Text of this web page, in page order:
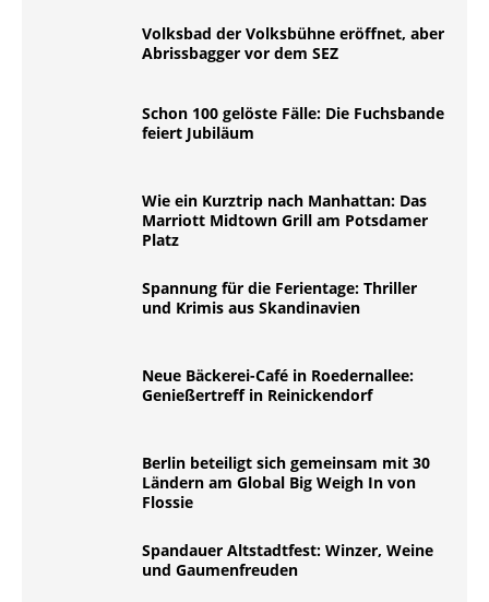
Volksbad der Volksbühne eröffnet, aber
Abrissbagger vor dem SEZ
Schon 100 gelöste Fälle: Die Fuchsbande
feiert Jubiläum
Wie ein Kurztrip nach Manhattan: Das
Marriott Midtown Grill am Potsdamer
Platz
Spannung für die Ferientage: Thriller
und Krimis aus Skandinavien
Neue Bäckerei-Café in Roedernallee:
Genießertreff in Reinickendorf
Berlin beteiligt sich gemeinsam mit 30
Ländern am Global Big Weigh In von
Flossie
Spandauer Altstadtfest: Winzer, Weine
und Gaumenfreuden